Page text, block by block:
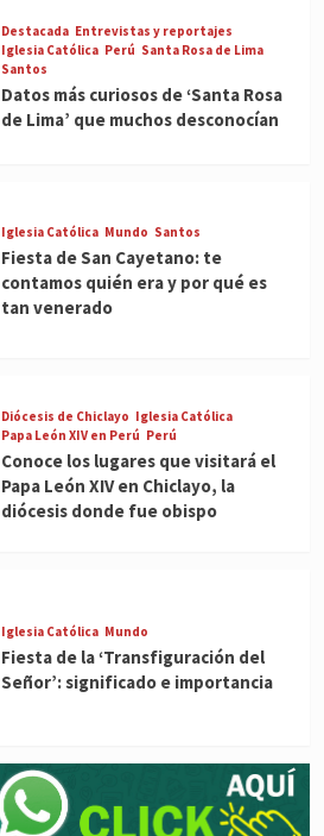
Destacada Entrevistas y reportajes
Iglesia Católica Perú Santa Rosa de Lima
Santos
Datos más curiosos de ‘Santa Rosa
de Lima’ que muchos desconocían
Iglesia Católica Mundo Santos
Fiesta de San Cayetano: te
contamos quién era y por qué es
tan venerado
Diócesis de Chiclayo Iglesia Católica
Papa León XIV en Perú Perú
Conoce los lugares que visitará el
Papa León XIV en Chiclayo, la
diócesis donde fue obispo
Iglesia Católica Mundo
Fiesta de la ‘Transfiguración del
Señor’: significado e importancia